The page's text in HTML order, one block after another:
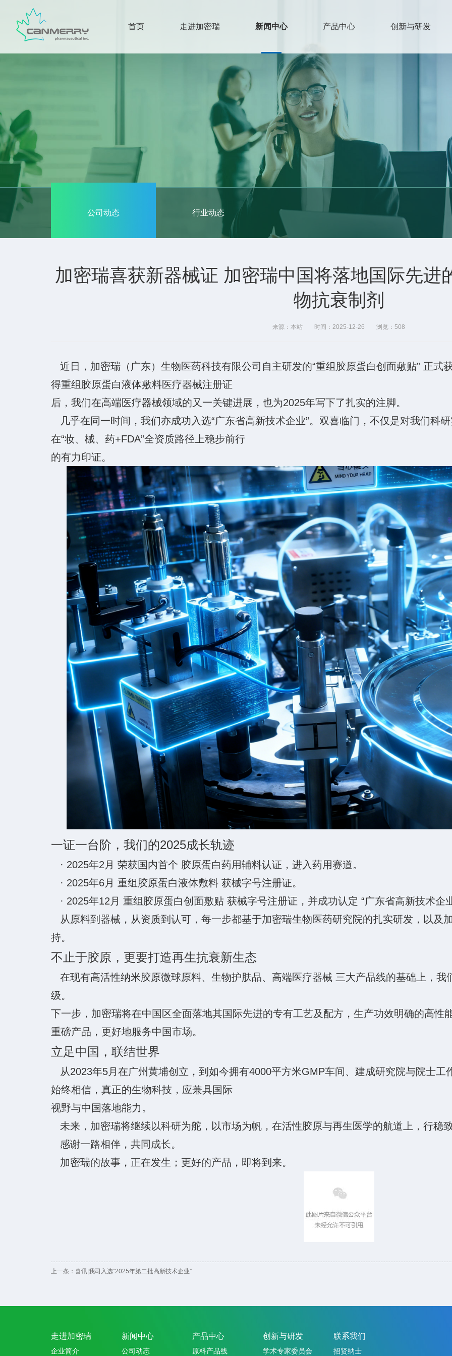
首页 走进加密瑞 新闻中心 产品中心 创新与研发
公司动态 行业动态
加密瑞喜获新器械证 加密瑞中国将落地国际先进
物抗衰制剂
来源：本站 时间：2025-12-26 浏览：508
近日，加密瑞（广东）生物医药科技有限公司自主研发的“重组胶原蛋白创面敷贴” 正式
得重组胶原蛋白液体敷料医疗器械注册证
后，我们在高端医疗器械领域的又一关键进展，也为2025年写下了扎实的注脚。
几乎在同一时间，我们亦成功入选“广东省高新技术企业”。双喜临门，不仅是对我们科
在“妆、械、药+FDA”全资质路径上稳步前行
的有力印证。
一证一台阶，我们的2025成长轨迹
· 2025年2月 荣获国内首个 胶原蛋白药用辅料认证，进入药用赛道。
· 2025年6月 重组胶原蛋白液体敷料 获械字号注册证。
· 2025年12月 重组胶原蛋白创面敷贴 获械字号注册证，并成功认定 “广东省高新技术企
从原料到器械，从资质到认可，每一步都基于加密瑞生物医药研究院的扎实研发，以及
持。
不止于胶原，更要打造再生抗衰新生态
在现有高活性纳米胶原微球原料、生物护肤品、高端医疗器械 三大产品线的基础上，我
级。
下一步，加密瑞将在中国区全面落地其国际先进的专有工艺及配方，生产功效明确的高性
重磅产品，更好地服务中国市场。
立足中国，联结世界
从2023年5月在广州黄埔创立，到如今拥有4000平方米GMP车间、建成研究院与院士
始终相信，真正的生物科技，应兼具国际
视野与中国落地能力。
未来，加密瑞将继续以科研为舵，以市场为帆，在活性胶原与再生医学的航道上，行稳
感谢一路相伴，共同成长。
加密瑞的故事，正在发生；更好的产品，即将到来。
上一条： 喜讯|我司入选“2025年第二批高新技术企业”
走进加密瑞
企业简介
新闻中心
公司动态
产品中心
原料产品线
创新与研发
学术专家委员会
联系我们
招贤纳士